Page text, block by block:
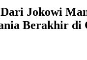
Dari Jokowi
Berakhir di